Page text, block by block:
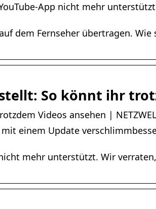
App nicht mehr
dem Fernseher übertragen. Wie
So könnt ihr
Videos ansehen |
einem Update
mehr unterstützt. Wir